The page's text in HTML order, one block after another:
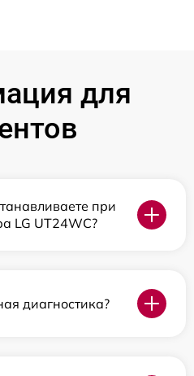
для
при
LG UT24WC?
диагностика?